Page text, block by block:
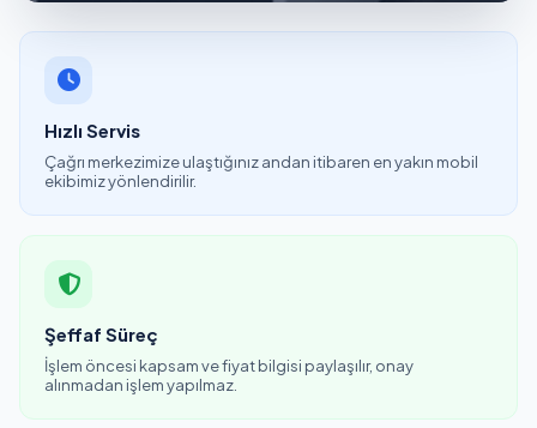
Hızlı Servis
Çağrı merkezimize ulaştığınız andan itibaren en yakın mobil
ekibimiz yönlendirilir.
Şeffaf Süreç
İşlem öncesi kapsam ve fiyat bilgisi paylaşılır, onay
alınmadan işlem yapılmaz.